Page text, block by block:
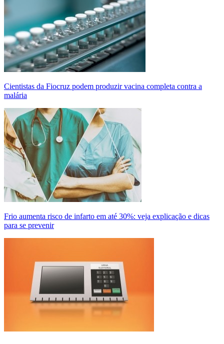
Cientistas da Fiocruz podem produzir vacina completa contra a
malária
Frio aumenta risco de infarto em até 30%: veja explicação e dicas
para se prevenir